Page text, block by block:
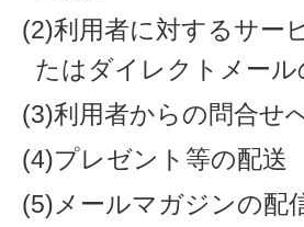
(2)利用者に対するサー
たはダイレクトメール
(3)利用者からの問合せ
(4)プレゼント等の配送
(5)メールマガジンの配